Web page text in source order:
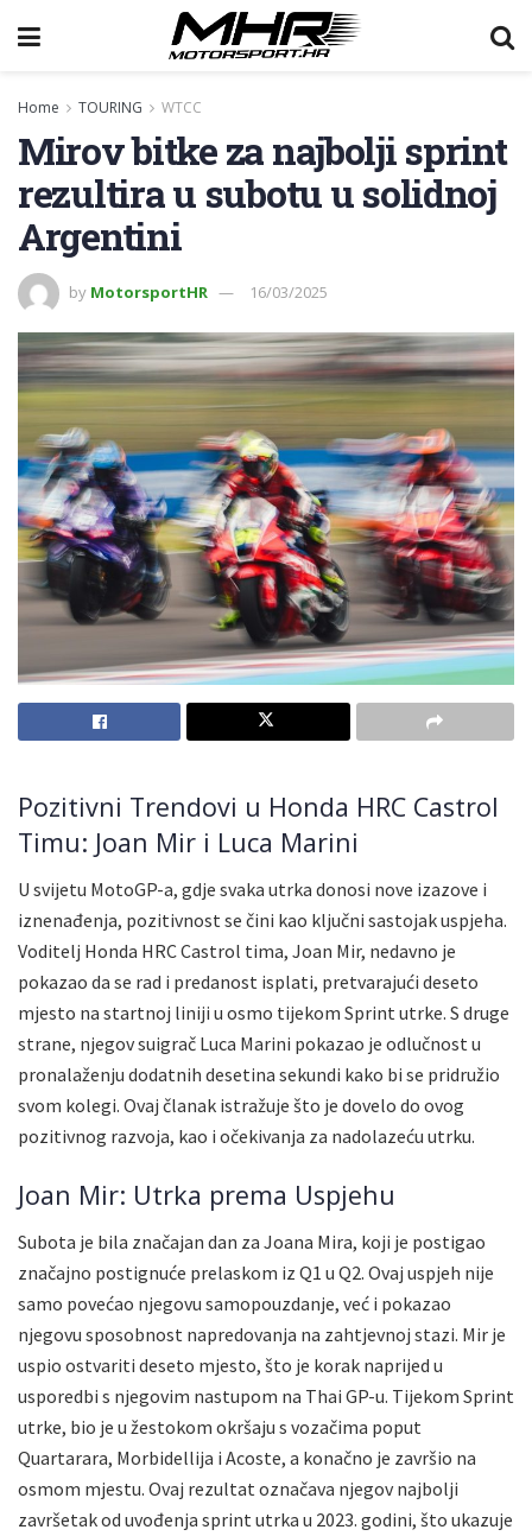
Home TOURING WTCC
Mirov bitke za najbolji sprint
rezultira u subotu u solidnoj
Argentini
by MotorsportHR 16/03/2025
Pozitivni Trendovi u Honda HRC Castrol
Timu: Joan Mir i Luca Marini
U svijetu MotoGP-a, gdje svaka utrka donosi nove izazove i
iznenađenja, pozitivnost se čini kao ključni sastojak uspjeha.
Voditelj Honda HRC Castrol tima, Joan Mir, nedavno je
pokazao da se rad i predanost isplati, pretvarajući deseto
mjesto na startnoj liniji u osmo tijekom Sprint utrke. S druge
strane, njegov suigrač Luca Marini pokazao je odlučnost u
pronalaženju dodatnih desetina sekundi kako bi se pridružio
svom kolegi. Ovaj članak istražuje što je dovelo do ovog
pozitivnog razvoja, kao i očekivanja za nadolazeću utrku.
Joan Mir: Utrka prema Uspjehu
Subota je bila značajan dan za Joana Mira, koji je postigao
značajno postignuće prelaskom iz Q1 u Q2. Ovaj uspjeh nije
samo povećao njegovu samopouzdanje, već i pokazao
njegovu sposobnost napredovanja na zahtjevnoj stazi. Mir je
uspio ostvariti deseto mjesto, što je korak naprijed u
usporedbi s njegovim nastupom na Thai GP-u. Tijekom Sprint
utrke, bio je u žestokom okršaju s vozačima poput
Quartarara, Morbidellija i Acoste, a konačno je završio na
osmom mjestu. Ovaj rezultat označava njegov najbolji
završetak od uvođenja sprint utrka u 2023. godini, što ukazuje